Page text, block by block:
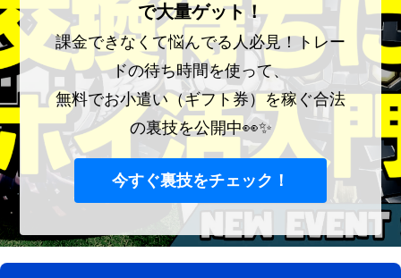
で大量ゲット！
課金できなくて悩んでる人必見！トレー
ドの待ち時間を使って、
無料でお小遣い（ギフト券）を稼ぐ合法
の裏技を公開中👀✨
今すぐ裏技をチェック！